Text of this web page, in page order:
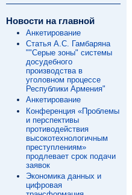
Новости на главной
Анкетирование
Статья А.С. Гамбаряна
""Серые зоны" системы
досудебного
производства в
уголовном процессе
Республики Армения"
Анкетирование
Конференция «Проблемы
и перспективы
противодействия
высокотехнологичным
преступлениям»
продлевает срок подачи
заявок
Экономика данных и
цифровая